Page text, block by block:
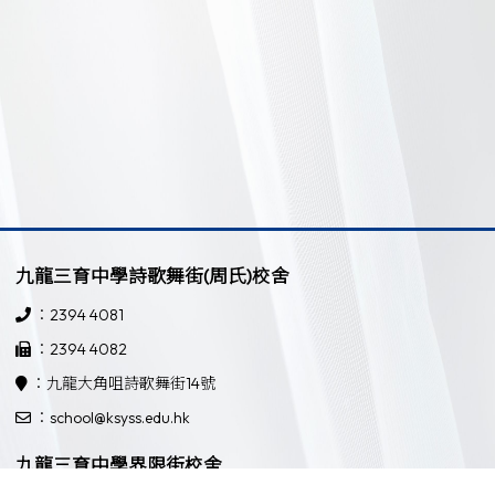
九龍三育中學詩歌舞街(周氏)校舍
：2394 4081
：2394 4082
：九龍大角咀詩歌舞街14號
：school@ksyss.edu.hk
九龍三育中學界限街校舍